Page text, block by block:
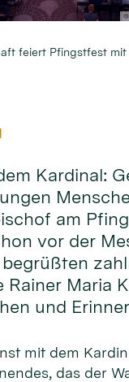
©
feiert Pfingstfest mit
Kardinal:
am
vor der
Rainer Maria
und
mit dem
das der